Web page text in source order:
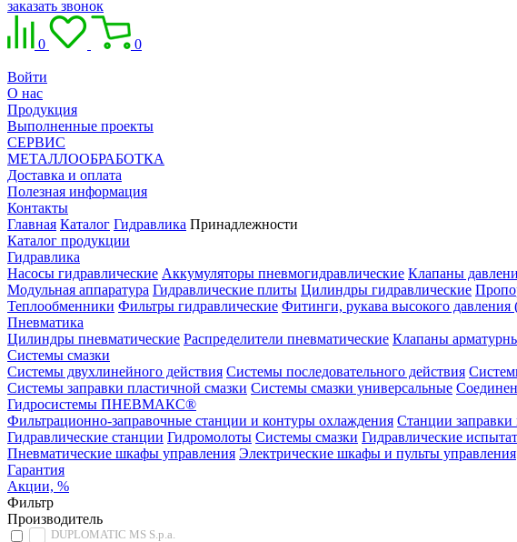
заказать звонок
0 0
Войти
О нас
Продукция
Выполненные проекты
СЕРВИС
МЕТАЛЛООБРАБОТКА
Доставка и оплата
Полезная информация
Контакты
Главная Каталог Гидравлика Принадлежности
Каталог продукции
Гидравлика
Насосы гидравлические Аккумуляторы пневмогидравлические Клапаны
Модульная аппаратура Гидравлические плиты Цилиндры гидравлические
Теплообменники Фильтры гидравлические Фитинги, рукава высокого
Пневматика
Цилиндры пневматические Распределители пневматические Клапаны
Системы смазки
Системы двухлинейного действия Системы последовательного действия
Системы заправки пластичной смазки Системы смазки универсальные
Гидросистемы ПНЕВМАКС®
Фильтрационно-заправочные станции и контуры охлаждения Станции заправки
Гидравлические станции Гидромолоты Системы смазки Гидравлические
Пневматические шкафы управления Электрические шкафы и пульты управления
Гарантия
Акции, %
Фильтр
Производитель
DUPLOMATIC MS S.p.a.